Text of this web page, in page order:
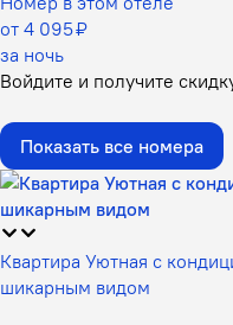
от 4 095 ₽
за ночь
Войдите и получите
Показать все номера
Квартира Уютная с
шикарным видом